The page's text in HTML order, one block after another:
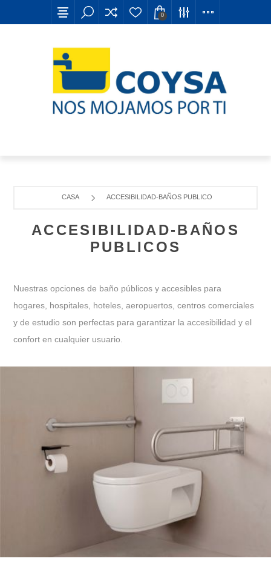
0
CASA ACCESIBILIDAD-BAÑOS PUBLICOS
ACCESIBILIDAD-BAÑOS
PUBLICOS
Nuestras opciones de baño públicos y accesibles para
hogares, hospitales, hoteles, aeropuertos, centros comerciales
y de estudio son perfectas para garantizar la accesibilidad y el
confort en cualquier usuario.